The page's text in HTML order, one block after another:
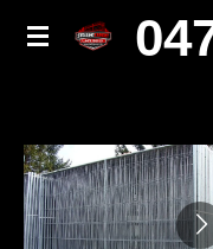
Ga
hoofdinhoud